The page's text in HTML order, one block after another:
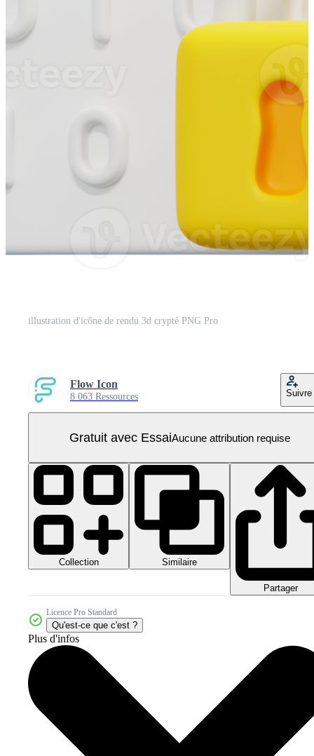
illustration d'icône de rendu 3d crypté PNG Pro
Flow Icon
8 063 Ressources Suivre
Gratuit avec EssaiAucune attribution requise
Collection Similaire
Partager
Licence Pro Standard
Qu'est-ce que c'est ?
Plus d'infos